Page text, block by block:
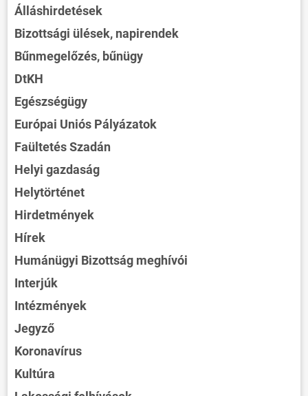
Álláshirdetések
Bizottsági ülések, napirendek
Bűnmegelőzés, bűnügy
DtKH
Egészségügy
Európai Uniós Pályázatok
Faültetés Szadán
Helyi gazdaság
Helytörténet
Hirdetmények
Hírek
Humánügyi Bizottság meghívói
Interjúk
Intézmények
Jegyző
Koronavírus
Kultúra